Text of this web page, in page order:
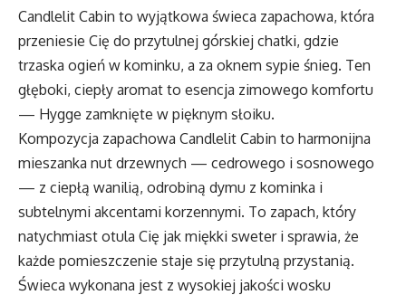
Candlelit Cabin to wyjątkowa świeca zapachowa, która
przeniesie Cię do przytulnej górskiej chatki, gdzie
trzaska ogień w kominku, a za oknem sypie śnieg. Ten
głęboki, ciepły aromat to esencja zimowego komfortu
— Hygge zamknięte w pięknym słoiku.
Kompozycja zapachowa Candlelit Cabin to harmonijna
mieszanka nut drzewnych — cedrowego i sosnowego
— z ciepłą wanilią, odrobiną dymu z kominka i
subtelnymi akcentami korzennymi. To zapach, który
natychmiast otula Cię jak miękki sweter i sprawia, że
każde pomieszczenie staje się przytulną przystanią.
Świeca wykonana jest z wysokiej jakości wosku